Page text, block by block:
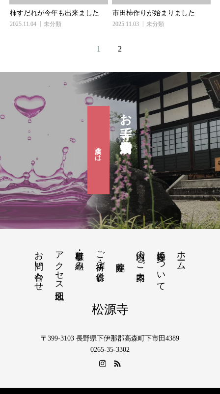
柿すだれが今年も出来ました
2025.11.04 未分類
市田柿作りが始まりました
2025.11.03 未分類
1 2
お寺で婚活『滴水会』
滴水会とは
ホーム
松源寺について
境内のご案内
ご祈祷・ご供養
行事・取り組み
アクセス地図
お問い合わせ
松源寺
〒399-3103 長野県下伊那郡高森町下市田4389
0265-35-3302